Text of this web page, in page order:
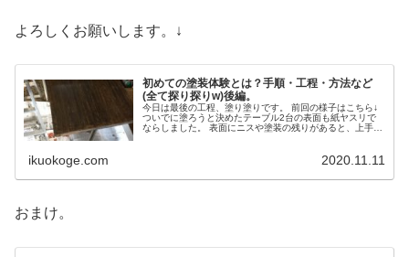
よろしくお願いします。↓
初めての塗装体験とは？手順・工程・方法など
(全て探り探りw)後編。
今日は最後の工程、塗り塗りです。 前回の様子はこちら↓
ついでに塗ろうと決めたテーブル2台の表面も紙ヤスリで
ならしました。 表面にニスや塗装の残りがあると、上手に
ikuokoge.com 2020.11.11
おまけ。